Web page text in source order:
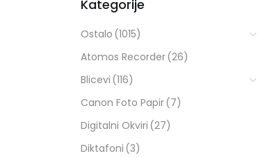
Kategorije
Ostalo (1015)
Atomos Recorder(26)
Blicevi (116)
Canon Foto Papir(7)
Digitalni Okviri (27)
Diktafoni (3)